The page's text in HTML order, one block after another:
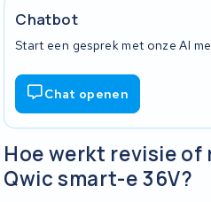
Chatbot
Start een gesprek met onze AI
Chat openen
Hoe werkt revisie of
Qwic smart-e 36V?